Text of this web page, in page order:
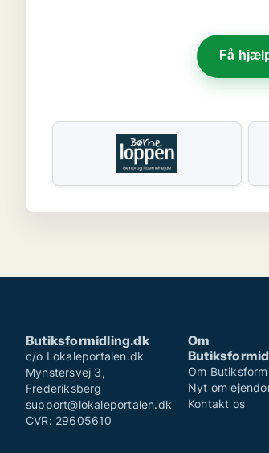
Få
Butiksformidling.dk
c/o Lokaleportalen.dk
Mynstersvej 3,
Frederiksberg
support@lokaleportalen.dk
CVR: 29605610
Om
Om
Nyt om
Kontakt os